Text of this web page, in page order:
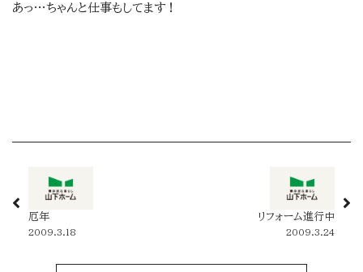
あっ…ちゃんと仕事もしてます！
厄年
2009.3.18
リフォーム進行中
2009.3.24